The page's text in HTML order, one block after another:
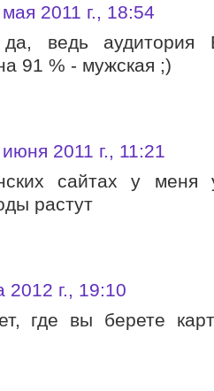
2011 г., 18:54
ведь аудитория
91 % - мужская ;)
2011 г., 11:21
сайтах у
растут
2012 г., 19:10
где вы берете